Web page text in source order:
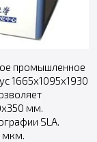
промышленное
1665x1095x1930
мм.
SLA.
мкм.